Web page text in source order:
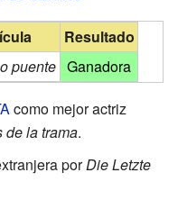
Resultado
puente Ganadora
como mejor actriz
de la trama.
porDie Letzte